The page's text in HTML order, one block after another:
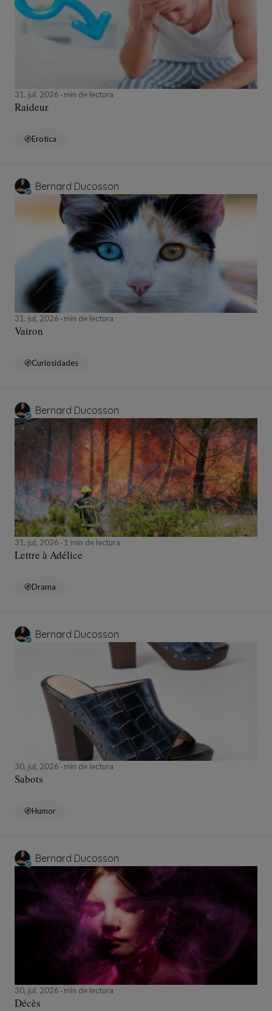
31, jul, 2026 min de lectura
Raideur
Erotica
Bernard Ducosson
31, jul, 2026 min de lectura
Vairon
Curiosidades
Bernard Ducosson
31, jul, 2026 1 min de lectura
Lettre à Adélice
Drama
Bernard Ducosson
30, jul, 2026 min de lectura
Sabots
Humor
Bernard Ducosson
30, jul, 2026 min de lectura
Décès